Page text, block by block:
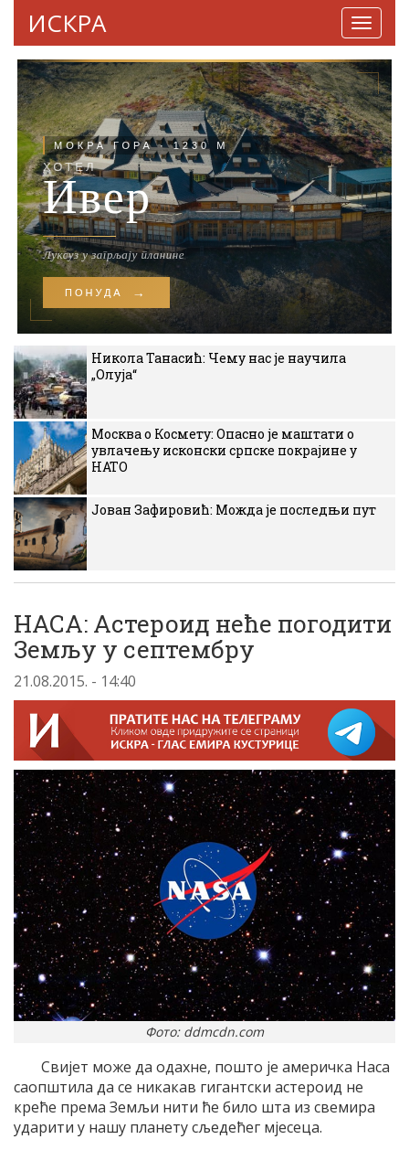
ИСКРА
Никола Танасић: Чему нас је научила
„Олуја“
Москва о Космету: Опасно је маштати о
увлачењу исконски српске покрајине у
НАТО
Јован Зафировић: Можда је последњи пут
НАСА: Астероид неће погодити
Земљу у септембру
21.08.2015. - 14:40
Фото: ddmcdn.com
Свијет може да одахне, пошто је америчка Наса
саопштила да се никакав гигантски астероид не
креће према Земљи нити ће било шта из свемира
ударити у нашу планету сљедећег мјесеца.